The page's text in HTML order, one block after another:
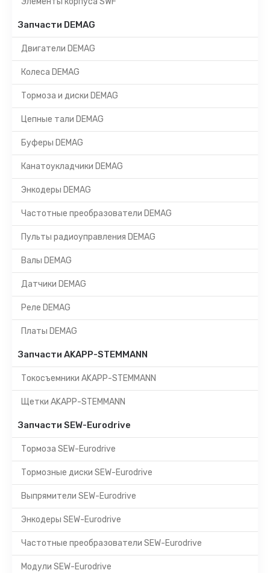
Запчасти DEMAG
Двигатели DEMAG
Колеса DEMAG
Тормоза и диски DEMAG
Цепные тали DEMAG
Буферы DEMAG
Канатоукладчики DEMAG
Энкодеры DEMAG
Частотные преобразователи DEMAG
Пульты радиоуправления DEMAG
Валы DEMAG
Датчики DEMAG
Реле DEMAG
Платы DEMAG
Запчасти AKAPP-STEMMANN
Токосъемники AKAPP-STEMMANN
Щетки AKAPP-STEMMANN
Запчасти SEW-Eurodrive
Тормоза SEW-Eurodrive
Тормозные диски SEW-Eurodrive
Выпрямители SEW-Eurodrive
Энкодеры SEW-Eurodrive
Частотные преобразователи SEW-Eurodrive
Модули SEW-Eurodrive